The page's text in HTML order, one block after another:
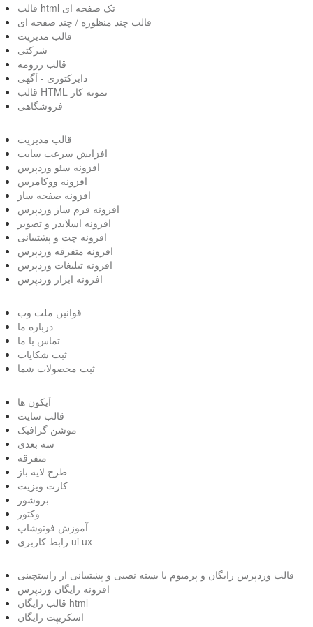
قالب html تک صفحه ای
قالب چند منظوره / چند صفحه ای
قالب مدیریت
شرکتی
قالب رزومه
دایرکتوری - آگهی
قالب HTML نمونه کار
فروشگاهی
قالب مدیریت
افزایش سرعت سایت
افزونه سئو وردپرس
افزونه ووکامرس
افزونه صفحه ساز
افزونه فرم ساز وردپرس
افزونه اسلایدر و تصویر
افزونه چت و پشتیبانی
افزونه متفرقه وردپرس
افزونه تبلیغات وردپرس
افزونه ابزار وردپرس
قوانین ملت وب
درباره ما
تماس با ما
ثبت شکایات
ثبت محصولات شما
آیکون ها
قالب سایت
موشن گرافیک
سه بعدی
متفرقه
طرح لایه باز
کارت ویزیت
بروشور
وکتور
آموزش فوتوشاپ
رابط کاربری ui ux
قالب وردپرس رایگان و پرمیوم با بسته نصبی و پشتیبانی از راستچینی
افزونه رایگان وردپرس
قالب رایگان html
اسکریپت رایگان